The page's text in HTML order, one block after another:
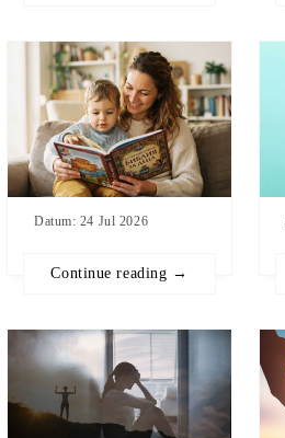
Datum: 24 Jul 2026
Continue reading →